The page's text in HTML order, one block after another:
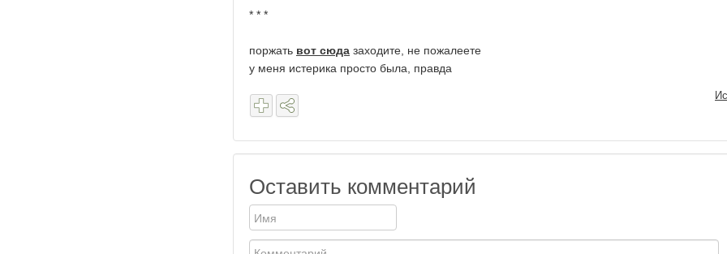
* * *
поржать вот сюда заходите, не пожалеете
у меня истерика просто была, правда
Оставить комментарий